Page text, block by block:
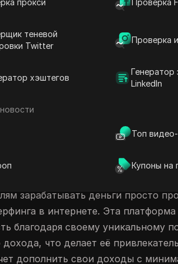
прокси Проверка
теневой
Twitter
Проверка
хэштегов
Генератор
LinkedIn
Топ
Купоны на
и процесс вывода средств
и отзывы
ваших доходов
мысли о Ad Slice
вопросы
в Ad Slice
зарабатывать деньги просто
в интернете. Эта платформа
благодаря своему уникальному
дохода, что делает её
дополнить свои доходы с